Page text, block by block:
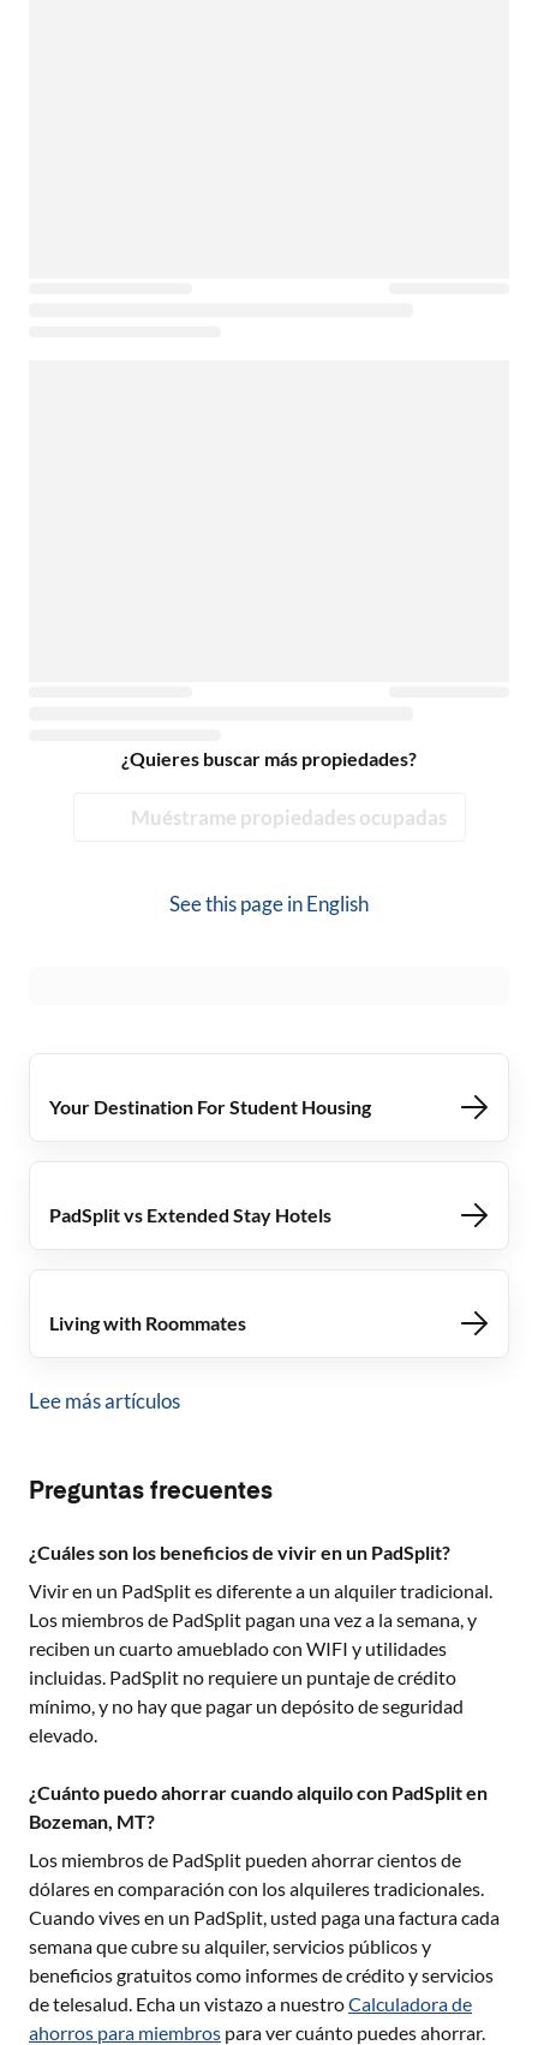
¿Quieres buscar más propiedades?
Muéstrame propiedades ocupadas
See this page inEnglish
Your Destination For Student Housing
PadSplit vs Extended Stay Hotels
Living with Roommates
Lee más artículos
Preguntas frecuentes
¿Cuáles son los beneficios de vivir en un PadSplit?
Vivir en un PadSplit es diferente a un alquiler tradicional.
Los miembros de PadSplit pagan una vez a la semana, y
reciben un cuarto amueblado con WIFI y utilidades
incluidas. PadSplit no requiere un puntaje de crédito
mínimo, y no hay que pagar un depósito de seguridad
elevado.
¿Cuánto puedo ahorrar cuando alquilo con PadSplit en
Bozeman, MT?
Los miembros de PadSplit pueden ahorrar cientos de
dólares en comparación con los alquileres tradicionales.
Cuando vives en un PadSplit, usted paga una factura cada
semana que cubre su alquiler, servicios públicos y
beneficios gratuitos como informes de crédito y servicios
de telesalud. Echa un vistazo a nuestroCalculadora de
ahorros para miembros para ver cuánto puedes ahorrar.